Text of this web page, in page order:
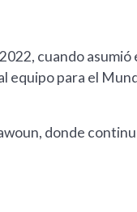
cuando
equipo para el
donde